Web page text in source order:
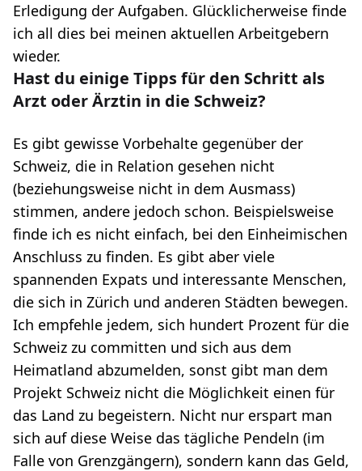
Erledigung der Aufgaben. Glücklicherweise finde
ich all dies bei meinen aktuellen Arbeitgebern
wieder.
Hast du einige Tipps für den Schritt als
Arzt oder Ärztin in die Schweiz?
Es gibt gewisse Vorbehalte gegenüber der
Schweiz, die in Relation gesehen nicht
(beziehungsweise nicht in dem Ausmass)
stimmen, andere jedoch schon. Beispielsweise
finde ich es nicht einfach, bei den Einheimischen
Anschluss zu finden. Es gibt aber viele
spannenden Expats und interessante Menschen,
die sich in Zürich und anderen Städten bewegen.
Ich empfehle jedem, sich hundert Prozent für die
Schweiz zu committen und sich aus dem
Heimatland abzumelden, sonst gibt man dem
Projekt Schweiz nicht die Möglichkeit einen für
das Land zu begeistern. Nicht nur erspart man
sich auf diese Weise das tägliche Pendeln (im
Falle von Grenzgängern), sondern kann das Geld,